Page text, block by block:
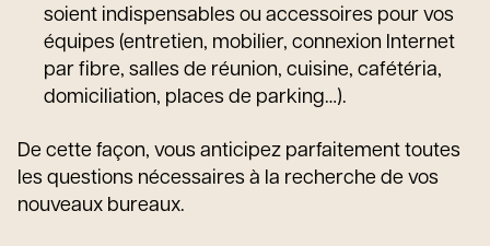
soient indispensables ou accessoires pour vos
équipes (entretien, mobilier, connexion Internet
par fibre, salles de réunion, cuisine, cafétéria,
domiciliation, places de parking…).
De cette façon, vous anticipez parfaitement toutes
les questions nécessaires à la recherche de vos
nouveaux bureaux.